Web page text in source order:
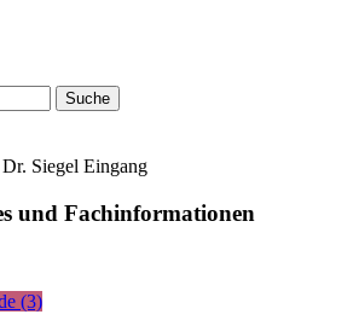
Suche
und Fachinformationen
(3)